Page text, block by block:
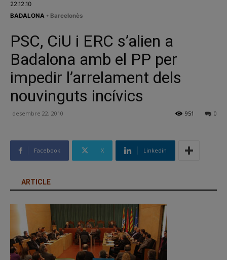
22.12.10
BADALONA • Barcelonès
PSC, CiU i ERC s’alien a
Badalona amb el PP per
impedir l’arrelament dels
nouvinguts incívics
desembre 22, 2010 0
951
Facebook X Linkedin
ARTICLE